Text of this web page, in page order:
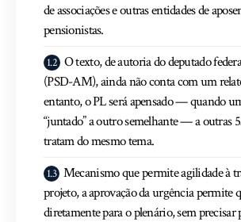
de associações e outras entidades de
pensionistas.
O texto, de autoria do deputado
(PSD-AM), ainda não conta com um
entanto, o PL será apensado — quando
“juntado” a outro semelhante — a outras
tratam do mesmo tema.
Mecanismo que permite agilidade à
projeto, a aprovação da urgência permite
diretamente para o plenário, sem precisar